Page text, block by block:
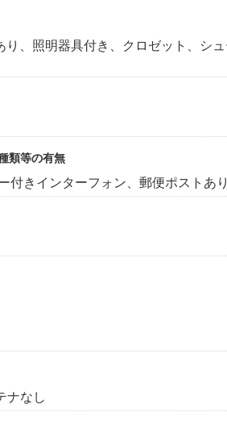
、照明器具付き、クロゼット、シュ
類等の有無
付きインターフォン、郵便ポストあり
ナなし